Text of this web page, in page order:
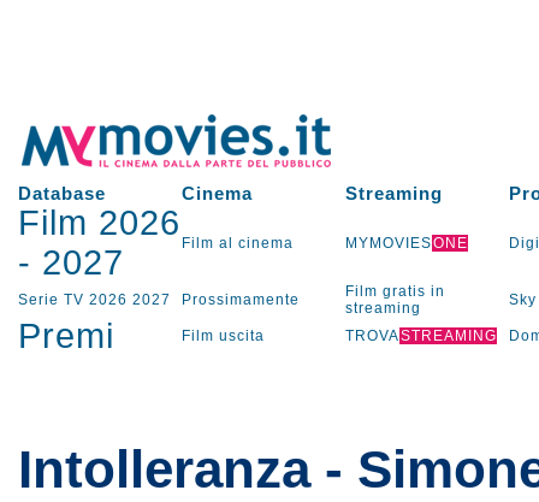
Database Cinema Streaming
Film 2026
- 2027 Film al cinema MYMOVIESONE
Serie TV 2026 2027 Prossimamente
Film gratis in
streaming
Sky
Premi Film uscita TROVASTREAMING
Intolleranza -